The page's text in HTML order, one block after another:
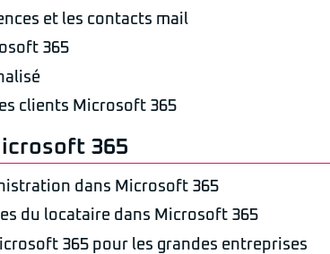
et les contacts mail
365
clients Microsoft 365
365
dans Microsoft 365
du locataire dans Microsoft 365
365 pour les grandes entreprises